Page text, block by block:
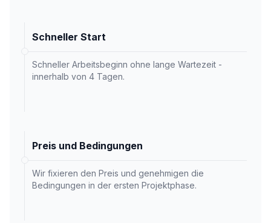
Schneller Start
Schneller Arbeitsbeginn ohne lange Wartezeit -
innerhalb von 4 Tagen.
Preis und Bedingungen
Wir fixieren den Preis und genehmigen die
Bedingungen in der ersten Projektphase.